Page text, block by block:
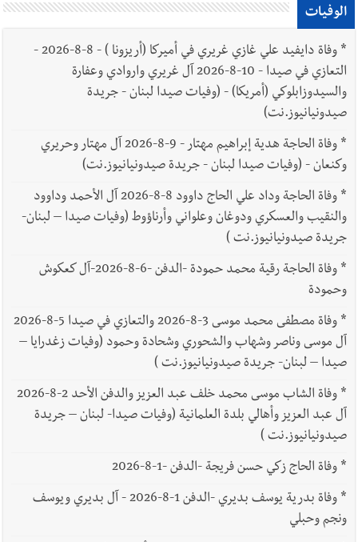
الوفيات
*
وفاة دايفيد علي غازي غريري في أميركا (أريزونا ) - 8-8-2026 -
التعازي في صيدا - 10-8-2026 آل غريري واروادي وعفارة
والسيدوزابلوكي (أمريكا) - (وفيات صيدا لبنان - جريدة
صيدونيانيوز.نت)
*
وفاة الحاجة هدية إبراهيم مهتار - 9-8-2026 آل مهتار وحريري
وكنعان - (وفيات صيدا لبنان - جريدة صيدونيانيوز.نت)
*
وفاة الحاجة وداد علي الحاج داوود 8-8-2026 آل الأحمد وداوود
والنقيب والعسكري ودوغان وعلواني وأرناؤوط (وفيات صيدا – لبنان-
جريدة صيدونيانيوز.نت )
*
وفاة الحاجة رقية محمد حمودة -الدفن -6-8-2026-آل كعكوش
وحمودة
*
وفاة مصطفى محمد موسى 3-8-2026 والتعازي في صيدا 5-8-2026
آل موسى وناصر وشهاب والشحوري وشحادة وحمود (وفيات زغدرايا –
صيدا – لبنان- جريدة صيدونيانيوز.نت )
*
وفاة الشاب موسى محمد خلف عبد العزيز والدفن الأحد 2-8-2026
آل عبد العزيز وأهالي بلدة العلمانية (وفيات صيدا- لبنان – جريدة
صيدونيانيوز.نت )
*وفاة الحاج زكي حسن فريجة -الدفن -1-8-2026
*
وفاة بدرية يوسف بديري -الدفن 1-8-2026 - آل بديري ويوسف
ونجم وحبلي